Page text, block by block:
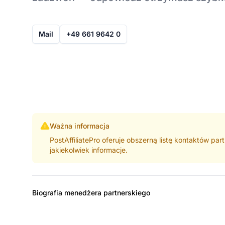
Mail +49 661 9642 0
Ważna informacja
PostAffiliatePro oferuje obszerną listę kontaktów
jakiekolwiek informacje.
Biografia menedżera partnerskiego